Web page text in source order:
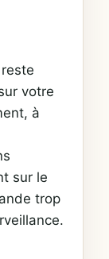
votre
à
sur le
trop